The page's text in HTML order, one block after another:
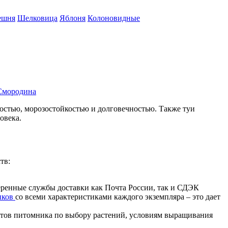
Шелковица Яблоня Колоновидные
морозостойкостью и долговечностью. Также туи
службы доставки как Почта России, так и СДЭК
со всеми характеристиками каждого экземпляра – это дает
питомника по выбору растений, условиям выращивания